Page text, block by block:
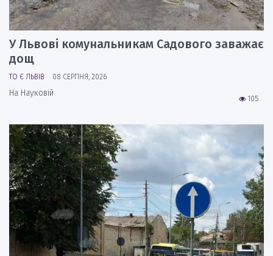
У Львові комунальникам Садового заважає
дощ
ТО Є ЛЬВІВ 08 СЕРПНЯ, 2026
105
На Науковій